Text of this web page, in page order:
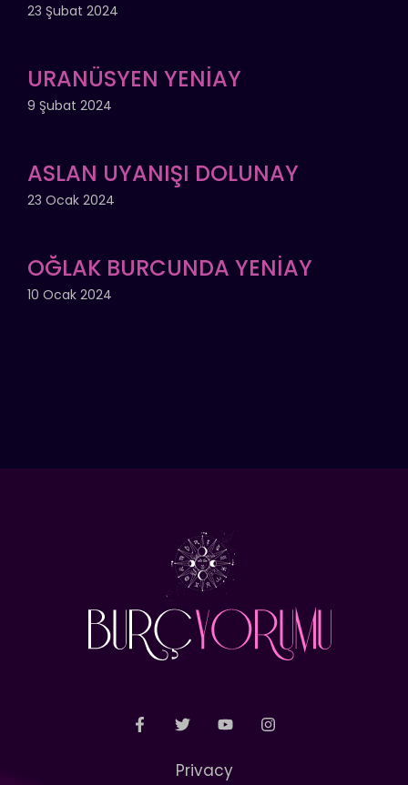
23 Şubat 2024
URANÜSYEN YENİAY
9 Şubat 2024
ASLAN UYANIŞI DOLUNAY
23 Ocak 2024
OĞLAK BURCUNDA YENİAY
10 Ocak 2024
Privacy